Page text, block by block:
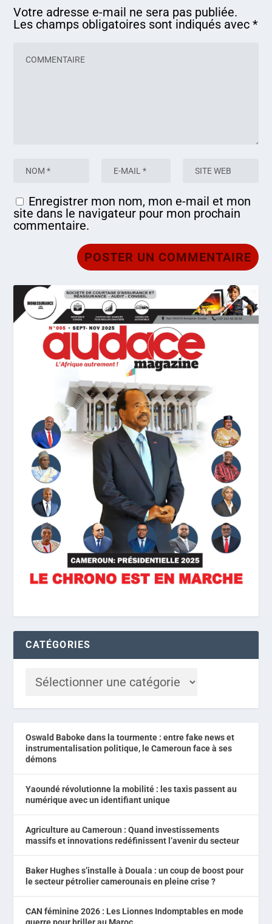
Votre adresse e-mail ne sera pas publiée.
Les champs obligatoires sont indiqués avec*
Enregistrer mon nom, mon e-mail et mon
site dans le navigateur pour mon prochain
commentaire.
CATÉGORIES
Oswald Baboke dans la tourmente : entre fake news et
instrumentalisation politique, le Cameroun face à ses
démons
Yaoundé révolutionne la mobilité : les taxis passent au
numérique avec un identifiant unique
Agriculture au Cameroun : Quand investissements
massifs et innovations redéfinissent l’avenir du secteur
Baker Hughes s’installe à Douala : un coup de boost pour
le secteur pétrolier camerounais en pleine crise ?
CAN féminine 2026 : Les Lionnes Indomptables en mode